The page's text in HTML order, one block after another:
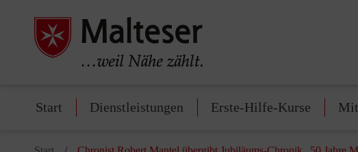
Start Dienstleistungen Erste-Hilfe-Kurse